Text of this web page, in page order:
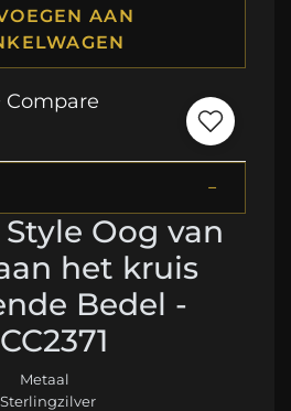
AAN
Compare
Oog van
het kruis
Bedel -
Metaal